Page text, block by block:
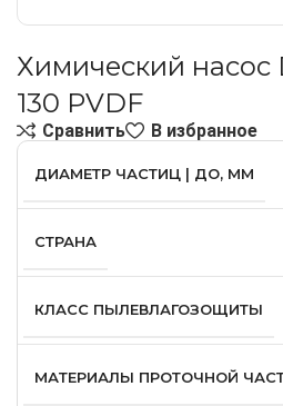
Химический насос
130 PVDF
Сравнить В избранное
ДИАМЕТР ЧАСТИЦ | ДО, ММ
СТРАНА
КЛАСС ПЫЛЕВЛАГОЗОЩИТЫ
МАТЕРИАЛЫ ПРОТОЧНОЙ